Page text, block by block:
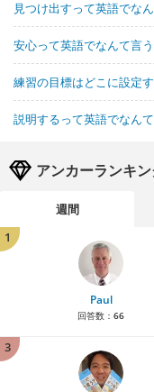
見つけ出すって英語でな
安心って英語でなんて言
練習の目標はどこに設定
説明するって英語でなん
アンカーランキ
週間
1
Paul
回答数： 66
3